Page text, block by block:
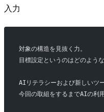
入力
対象の構造を見抜く力。
目標設定というのはどのよう
AIリテラシーおよび新しいツ
今回の取組をするまでAIの利